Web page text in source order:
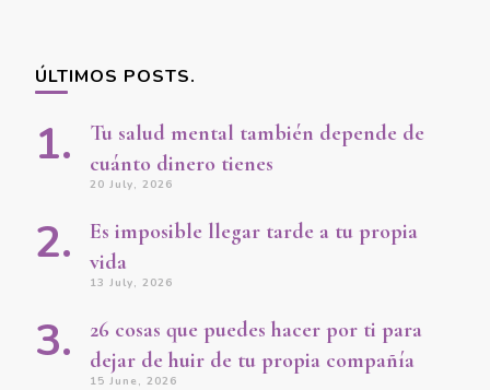
ÚLTIMOS POSTS.
Tu salud mental también depende de
cuánto dinero tienes
20 July, 2026
Es imposible llegar tarde a tu propia
vida
13 July, 2026
26 cosas que puedes hacer por ti para
dejar de huir de tu propia compañía
15 June, 2026